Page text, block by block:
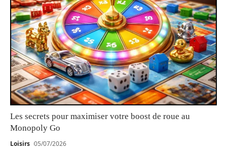
Les secrets pour maximiser votre boost de roue au
Monopoly Go
Loisirs 05/07/2026